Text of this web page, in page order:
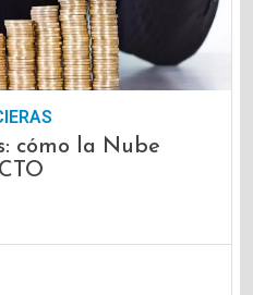
cómo la Nube